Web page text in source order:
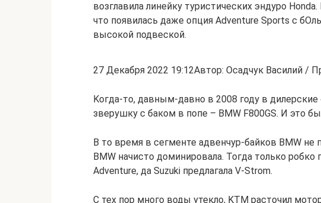
возглавила линейку туристических эндуро
что появилась даже опция Adventure Sports с
высокой подвеской.
27 Декабря 2022 19:12Автор: Осадчук Василий /
Kогда-то, давным-давно в 2008 году в
зверушку с баком в попе – BMW F800GS. И это
В то время в сегменте адвенчур-байков BMW не
BMW начисто доминировала. Тогда только
Adventure, да Suzuki предлагала V-Strom.
С тех пор много воды утекло, KTM расточил